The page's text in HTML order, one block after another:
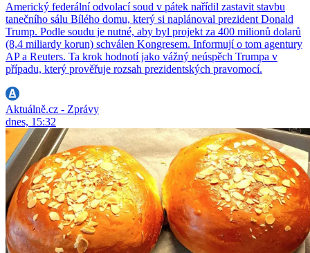
Americký federální odvolací soud v pátek nařídil zastavit stavbu
tanečního sálu Bílého domu, který si naplánoval prezident Donald
Trump. Podle soudu je nutné, aby byl projekt za 400 milionů dolarů
(8,4 miliardy korun) schválen Kongresem. Informují o tom agentury
AP a Reuters. Ta krok hodnotí jako vážný neúspěch Trumpa v
případu, který prověřuje rozsah prezidentských pravomocí.
Aktuálně.cz - Zprávy
dnes, 15:32